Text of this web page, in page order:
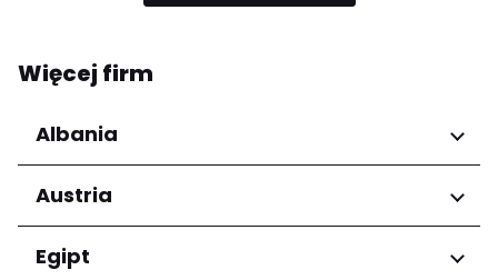
Więcej firm
Albania
Regiony
Qarku i Tiranës
Austria
Regiony
Egipt